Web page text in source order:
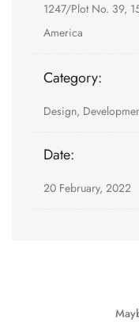
1247/Plot No. 39,
America
Category:
Design,
Date:
20 February, 2022